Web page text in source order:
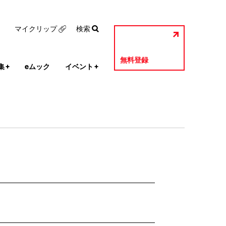
+ eムック イベント +
無料登録
マイクリップ 検索